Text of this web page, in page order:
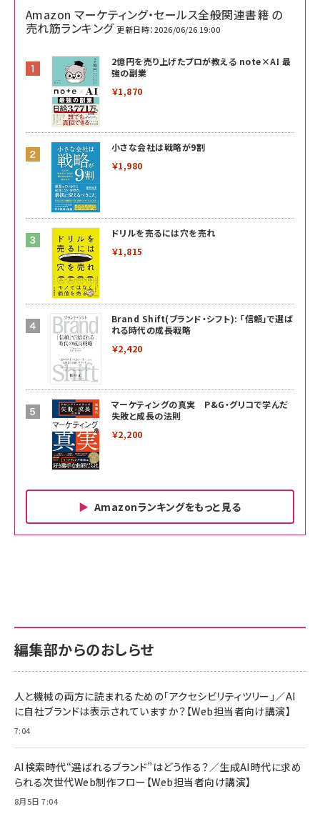
Amazon マーケティング・セールス全般関連書籍 の
売れ筋ランキング 更新日時：2026/06/26 19:00
2億円を売り上げたプロが教える note×AI 最
強の副業
￥1,870
小さな会社は戦略が9割
￥1,980
ドリルを売るには穴を売れ
￥1,815
Brand Shift(ブランド・シフト): 「信頼」で選ば
れる時代の成長戦略
￥2,420
マーケティングの真実 P&G・グリコで学んだ
失敗と成長の法則
￥2,200
Amazonランキングをもっと見る
￥880
anan(アンアン)2026/06/24号 No.2500増
刊 スペシャルエディション[王道エンタメの矜
￥1,100
No.2502[2026年後半、あなたの恋と運命／山
￥880
内サポート正規品 メーカー保証5年
KLMEA128G
NIMASO ガラスフィルム iPhone 17 用 保護
止 貼りやすい ガイド枠付き いPhone17 (6.3
インチ) 対応 2枚セット DSP25F1698
￥1,599
【New】Amazon Fire TV Stick HD | 手軽に
ディアプレイヤー
￥6,980
内サポート正規品 メーカー保証5年
KLMEA128G
Amazon eギフトカード - Amazonロゴ - ク
￥5,000
C ケーブル Anker絡まないケーブル 240W 結
iPhone 17 / 16 / 15 / Galaxy iPad Pro
MacBook Pro/Air 各種対応 (1.8m ミッドナ
イトブラック)
￥1,890
編集部からのおしらせ
人と機械の両方に読まれるための「アクセシビリティツリー」／AI
に自社ブランドは表示されていますか？【Web担当者向け講演】
7:04
AI検索時代“選ばれるブランド”はどう作る？／生成AI時代に求め
られる次世代Web制作フロー【Web担当者向け講演】
8月5日 7:04